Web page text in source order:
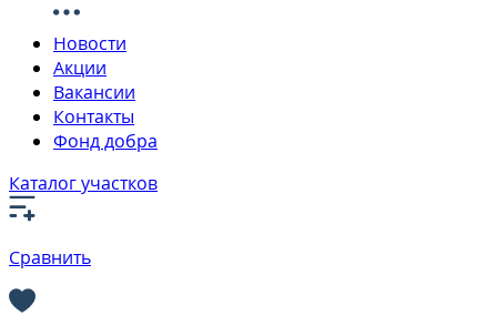
Новости
Акции
Вакансии
Контакты
Фонд добра
Каталог участков
Сравнить